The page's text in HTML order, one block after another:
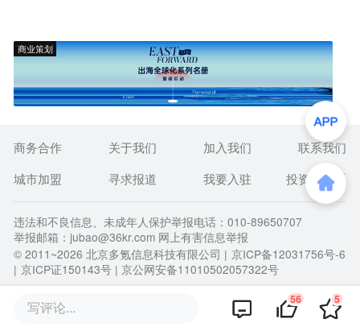
商业策划
写评论... 56 5
商务合作 关于我们 加入我们
联系我们
城市加盟
寻求报道 我要入驻 投资者关系
违法和不良信息、未成年人保护举报电话：010-89650707
举报邮箱：jubao@36kr.com 网上有害信息举报
© 2011~2026 北京多氪信息科技有限公司 | 京ICP备12031756号-6
| 京ICP证150143号 | 京公网安备11010502057322号